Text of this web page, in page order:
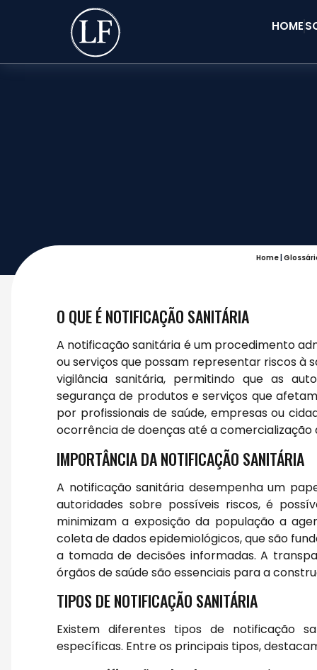
HOME
Home|
O QUE É NOTIFICAÇÃO SANITÁRIA
A notificação sanitária é um procedimento
ou serviços que possam representar riscos à
vigilância sanitária, permitindo que as
segurança de produtos e serviços que
por profissionais de saúde, empresas ou
ocorrência de doenças até a
IMPORTÂNCIA DA NOTIFICAÇÃO SANITÁRIA
A notificação sanitária desempenha um
autoridades sobre possíveis riscos, é
minimizam a exposição da população a
coleta de dados epidemiológicos, que são
a tomada de decisões informadas. A
órgãos de saúde são essenciais para a
TIPOS DE NOTIFICAÇÃO SANITÁRIA
Existem diferentes tipos de notificação
específicas. Entre os principais tipos,